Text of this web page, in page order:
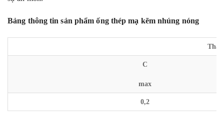
Bảng thông tin sản phẩm ống thép mạ kẽm nhúng nóng
C
max
0,2